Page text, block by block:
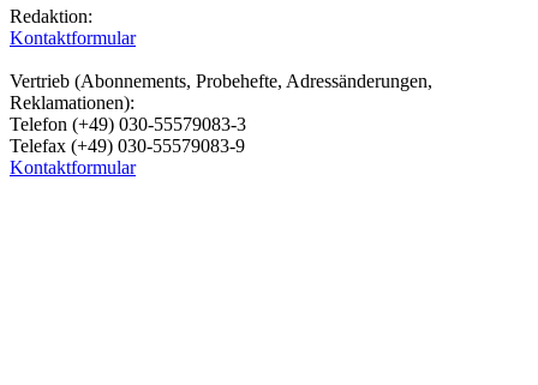
Redaktion:
Kontaktformular
Vertrieb (Abonnements, Probehefte, Adressänderungen,
Reklamationen):
Telefon (+49) 030-55579083-3
Telefax (+49) 030-55579083-9
Kontaktformular